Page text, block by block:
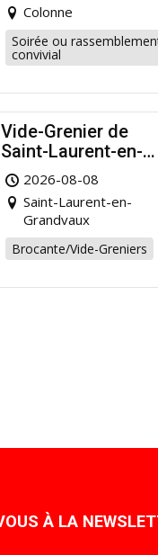
Colonne
Soirée ou
convivial
Vide-Grenier de
Saint-Laurent-en-
Grandvaux : Venez
chiner pour la bonne
cause !
2026-08-08
Saint-Laurent-en-
Grandvaux
Brocante/Vide-Greniers